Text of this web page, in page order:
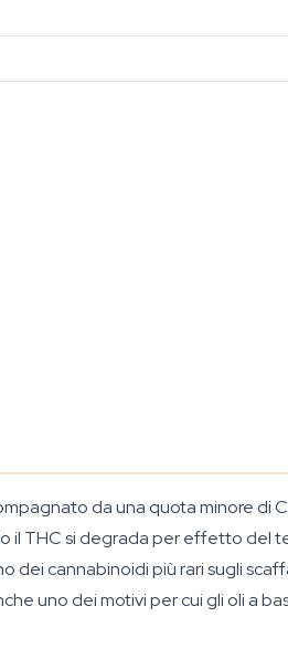
da una quota minore di
il THC si degrada per effetto del
dei cannabinoidi più rari sugli
uno dei motivi per cui gli oli a